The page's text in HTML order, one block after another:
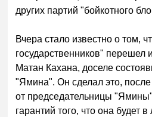
других партий "бойкотного
Вчера стало известно о том,
государственников" перешел
Матан Кахана, доселе
"Ямина". Он сделал это, после
от председательницы
гарантий того, что она будет